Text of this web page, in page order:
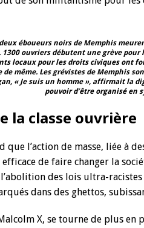
éboueurs noirs de Memphis
1300 ouvriers débutent une grève
locaux pour les droits civiques ont
de même. Les grévistes de Memphis
« Je suis un homme », affirmait la
pouvoir d’être organisé en
la classe ouvrière
que l’action de masse, liée à
de faire changer la
des lois ultra-
dans des ghettos,
X, se tourne de plus en